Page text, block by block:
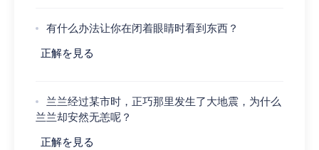
有什么办法让你在闭着眼睛时看到东西？
正解を見る
兰兰经过某市时，正巧那里发生了大地震，为什么
兰兰却安然无恙呢？
正解を見る